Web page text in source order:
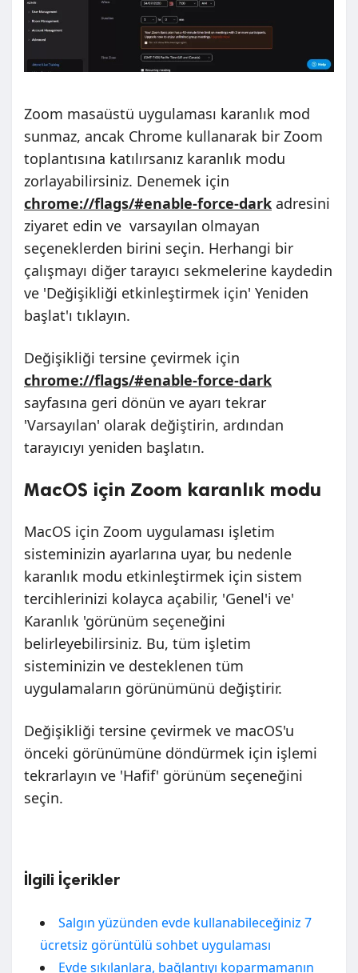
Zoom masaüstü uygulaması karanlık mod
sunmaz, ancak Chrome kullanarak bir Zoom
toplantısına katılırsanız karanlık modu
zorlayabilirsiniz. Denemek için
chrome://flags/#enable-force-dark adresini
ziyaret edin ve varsayılan olmayan
seçeneklerden birini seçin. Herhangi bir
çalışmayı diğer tarayıcı sekmelerine kaydedin
ve 'Değişikliği etkinleştirmek için' Yeniden
başlat'ı tıklayın.
Değişikliği tersine çevirmek için
chrome://flags/#enable-force-dark
sayfasına geri dönün ve ayarı tekrar
'Varsayılan' olarak değiştirin, ardından
tarayıcıyı yeniden başlatın.
MacOS için Zoom karanlık modu
MacOS için Zoom uygulaması işletim
sisteminizin ayarlarına uyar, bu nedenle
karanlık modu etkinleştirmek için sistem
tercihlerinizi kolayca açabilir, 'Genel'i ve'
Karanlık 'görünüm seçeneğini
belirleyebilirsiniz. Bu, tüm işletim
sisteminizin ve desteklenen tüm
uygulamaların görünümünü değiştirir.
Değişikliği tersine çevirmek ve macOS'u
önceki görünümüne döndürmek için işlemi
tekrarlayın ve 'Hafif' görünüm seçeneğini
seçin.
İlgili İçerikler
Salgın yüzünden evde kullanabileceğiniz 7
ücretsiz görüntülü sohbet uygulaması
Evde sıkılanlara, bağlantıyı koparmamanın